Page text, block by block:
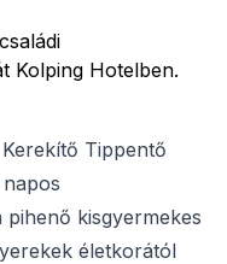
Kolping Hotelben.
Tippentő
kisgyermekes
életkorától